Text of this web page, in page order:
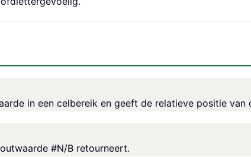
in een celbereik en geeft de relatieve positie van
#N/B retourneert.